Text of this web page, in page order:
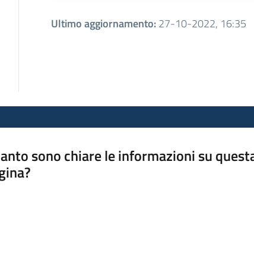
Ultimo aggiornamento:27-10-2022, 16:35
sono chiare le informazioni su